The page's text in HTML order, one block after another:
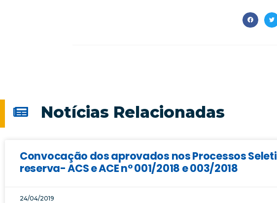
Notícias Relacionadas
Convocação dos aprovados nos Processos
reserva- ACS e ACE n° 001/2018 e 003/2018
24/04/2019